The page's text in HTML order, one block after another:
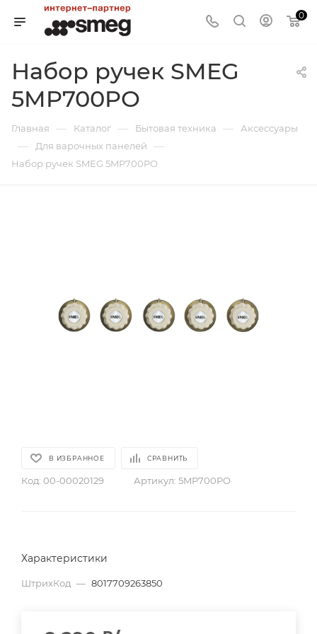
0
Набор ручек SMEG
5MP700PO
Главная — Каталог — Бытовая техника — Аксессуары
— Для варочных панелей —
Набор ручек SMEG 5MP700PO
В ИЗБРАННОЕ СРАВНИТЬ
Код: 00-00020129 Артикул: 5MP700PO
Характеристики
ШтрихКод — 8017709263850